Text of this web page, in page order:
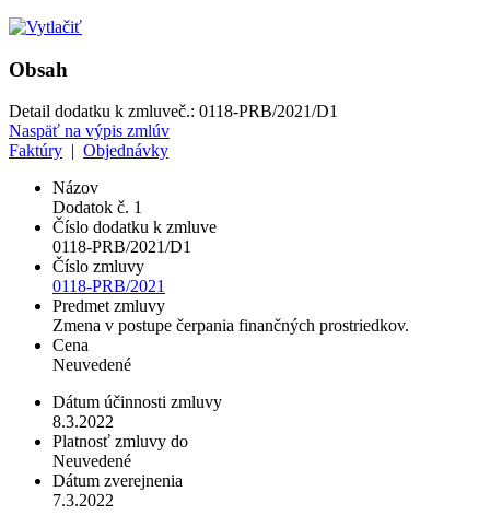
Obsah
Detail dodatku k zmluveč.: 0118-PRB/2021/D1
Naspäť na výpis zmlúv
Faktúry | Objednávky
Názov
Dodatok č. 1
Číslo dodatku k zmluve
0118-PRB/2021/D1
Číslo zmluvy
0118-PRB/2021
Predmet zmluvy
Zmena v postupe čerpania finančných prostriedkov.
Cena
Neuvedené
Dátum účinnosti zmluvy
8.3.2022
Platnosť zmluvy do
Neuvedené
Dátum zverejnenia
7.3.2022